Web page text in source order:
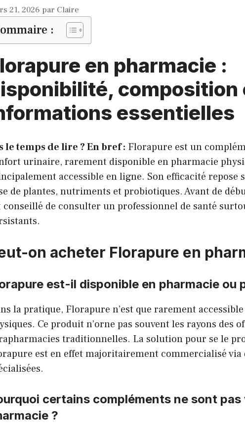
21, 2026 par Claire
:
en pharmacie :
composition
essentielles
le temps de lire ? En bref : Florapure est un
urinaire, rarement disponible en pharmacie
accessible en ligne. Son efficacité repose
de plantes, nutriments et probiotiques. Avant de
conseillé de consulter un professionnel de santé
on acheter Florapure en
est-il disponible en pharmacie ou
la pratique, Florapure n’est que rarement
Ce produit n’orne pas souvent les rayons des
traditionnelles. La solution pour se le
est en effet majoritairement commercialisé via
certains compléments ne sont pas
?